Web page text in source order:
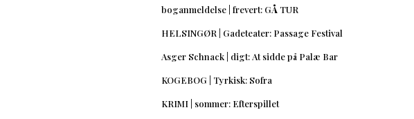
boganmeldelse | frevert: GÅ TUR
HELSINGØR | Gadeteater: Passage Festival
Asger Schnack | digt: At sidde på Palæ Bar
KOGEBOG | Tyrkisk: Sofra
KRIMI | sommer: Efterspillet